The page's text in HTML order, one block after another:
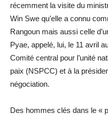
récemment la visite du
Win Swe qu’elle a connu
Rangoun mais aussi celle
Pyae, appelé, lui, le 11 avril
Comité central pour l’unité
paix (NSPCC) et à la
négociation.
Des hommes clés dans le «